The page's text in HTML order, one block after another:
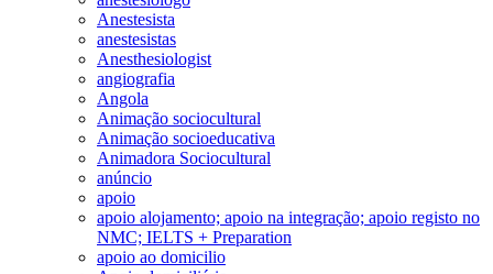
Anestesista
anestesistas
Anesthesiologist
angiografia
Angola
Animação sociocultural
Animação socioeducativa
Animadora Sociocultural
anúncio
apoio
apoio alojamento; apoio na integração; apoio registo no
NMC; IELTS + Preparation
apoio ao domicilio